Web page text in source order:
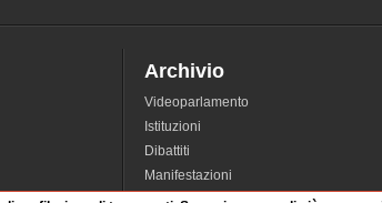
Archivio
Videoparlamento
Istituzioni
Dibattiti
Manifestazioni
Radicali